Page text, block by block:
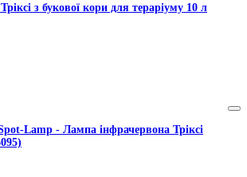
з букової кори для тераріуму 10 л
Lamp - Лампа інфрачервона Тріксі